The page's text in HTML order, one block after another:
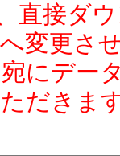
直接ダ
変更さ
にデー
だきま